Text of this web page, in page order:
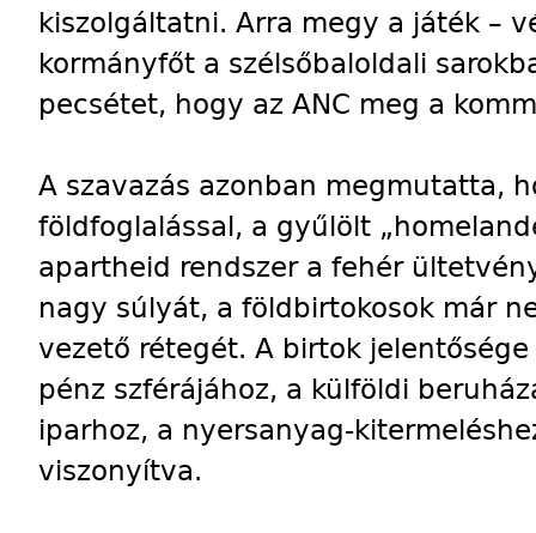
kiszolgáltatni. Arra megy a játék –
kormányfőt a szélsőbaloldali
pecsétet, hogy az ANC meg a
A szavazás azonban megmutatta,
földfoglalással, a gyűlölt
apartheid rendszer a fehér
nagy súlyát, a földbirtokosok már
vezető rétegét. A birtok
pénz szférájához, a külföldi
iparhoz, a nyersanyag-
viszonyítva.